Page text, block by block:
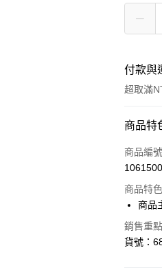
付款與
超取滿
付款方
信用卡
Apple
街口支付
商品特
商品編號
商品特色
商品
銷售重點
貨號：